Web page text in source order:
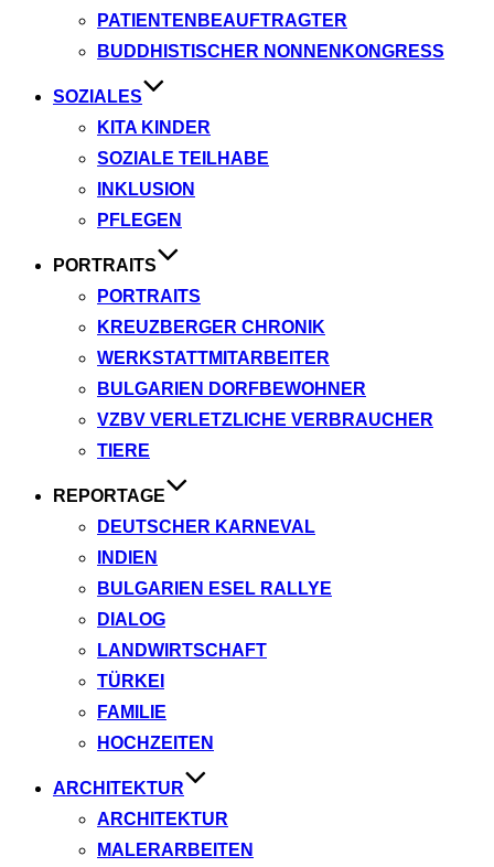
PATIENTENBEAUFTRAGTER
BUDDHISTISCHER NONNENKONGRESS
SOZIALES
KITA KINDER
SOZIALE TEILHABE
INKLUSION
PFLEGEN
PORTRAITS
PORTRAITS
KREUZBERGER CHRONIK
WERKSTATTMITARBEITER
BULGARIEN DORFBEWOHNER
VZBV VERLETZLICHE VERBRAUCHER
TIERE
REPORTAGE
DEUTSCHER KARNEVAL
INDIEN
BULGARIEN ESEL RALLYE
DIALOG
LANDWIRTSCHAFT
TÜRKEI
FAMILIE
HOCHZEITEN
ARCHITEKTUR
ARCHITEKTUR
MALERARBEITEN